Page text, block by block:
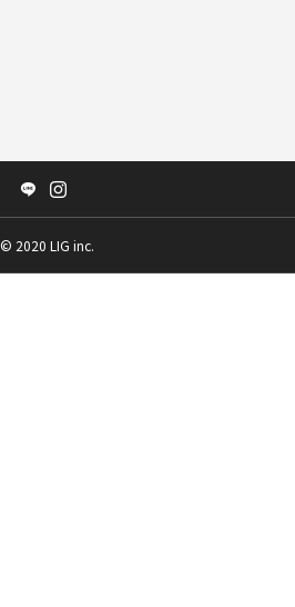
©️ 2020 LIG inc.